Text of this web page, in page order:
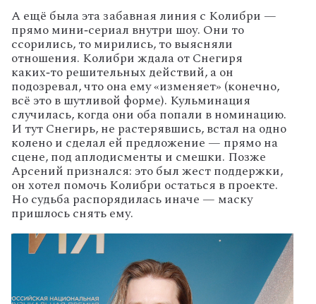
А ещё была эта забавная линия с Колибри —
прямо мини‑сериал внутри шоу. Они то
ссорились, то мирились, то выясняли
отношения. Колибри ждала от Снегиря
каких‑то решительных действий, а он
подозревал, что она ему «изменяет» (конечно,
всё это в шутливой форме). Кульминация
случилась, когда они оба попали в номинацию.
И тут Снегирь, не растерявшись, встал на одно
колено и сделал ей предложение — прямо на
сцене, под аплодисменты и смешки. Позже
Арсений признался: это был жест поддержки,
он хотел помочь Колибри остаться в проекте.
Но судьба распорядилась иначе — маску
пришлось снять ему.